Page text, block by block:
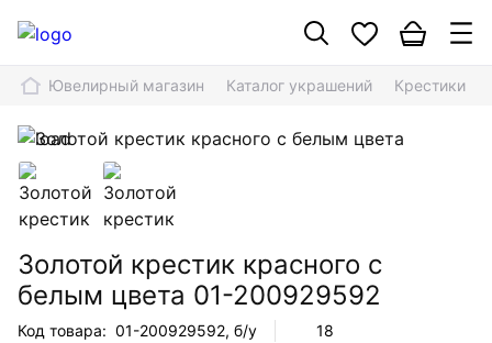
Ювелирный магазин Каталог украшений Крестики
Золотой крестик красного с
белым цвета 01-200929592
Код товара: 01-200929592, б/у 18